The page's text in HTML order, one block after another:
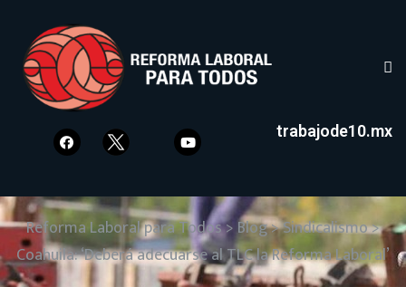
trabajode10.mx
Reforma Laboral para Todos>Blog>Sindicalismo>
Coahuila: ‘Deberá adecuarse al TLC la Reforma Laboral’